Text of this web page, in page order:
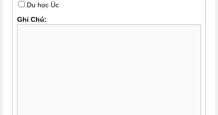
Du học Úc
Ghi Chú: